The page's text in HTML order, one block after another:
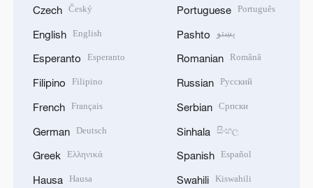
Czech Český
English English
Esperanto Esperanto
Filipino Filipino
French Français
German Deutsch
Greek Ελληνικά
Hausa Hausa
Portuguese Português
Pashto پښتو
Romanian Română
Russian Русский
Serbian Српски
Sinhala සිංහල
Spanish Español
Swahili Kiswahili